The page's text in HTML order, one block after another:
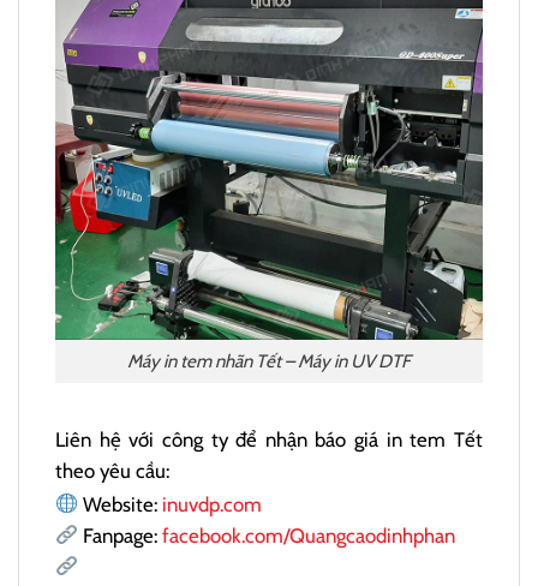
Máy in tem nhãn Tết – Máy in UV DTF
Liên hệ với công ty để nhận báo giá in tem Tết
theo yêu cầu:
Website: inuvdp.com
Fanpage: facebook.com/Quangcaodinhphan